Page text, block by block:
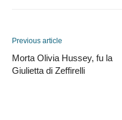
Previous article
Morta Olivia Hussey, fu la
Giulietta di Zeffirelli